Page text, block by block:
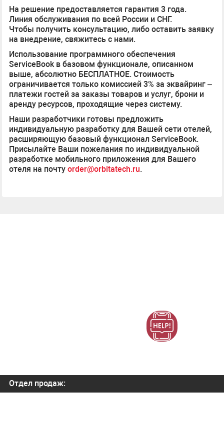
На решение предоставляется гарантия 3 года.
Линия обслуживания по всей России и СНГ.
Чтобы получить консультацию, либо оставить заявку
на внедрение, свяжитесь с нами.
Использование программного обеспечения
ServiceBook в базовом функционале, описанном
выше, абсолютно БЕСПЛАТНОЕ. Стоимость
ограничивается только комиссией 3% за эквайринг –
платежи гостей за заказы товаров и услуг, брони и
аренду ресурсов, проходящие через систему.
Наши разработчики готовы предложить
индивидуальную разработку для Вашей сети отелей,
расширяющую базовый функционал ServiceBook.
Присылайте Ваши пожелания по индивидуальной
разработке мобильного приложения для Вашего
отеля на почту order@orbitatech.ru.
Отдел продаж: